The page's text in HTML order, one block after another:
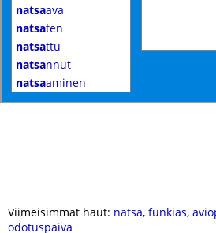
natsaava
natsaten
natsattu
natsannut
natsaaminen
Viimeisimmät haut: natsa, funkias,
odotuspäivä